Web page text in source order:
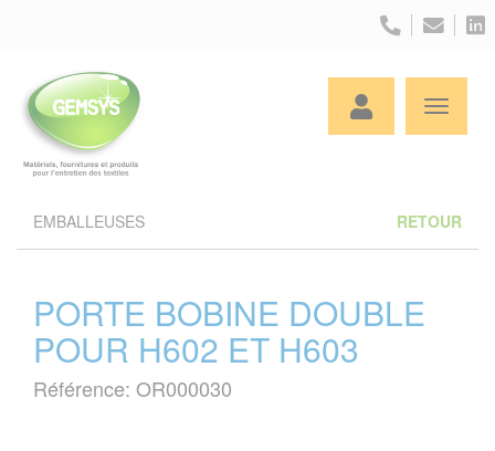
EMBALLEUSES RETOUR
PORTE BOBINE DOUBLE
POUR H602 ET H603
Référence: OR000030